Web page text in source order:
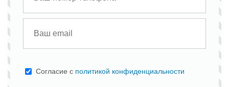
Cогласие с политикой конфиденциальности